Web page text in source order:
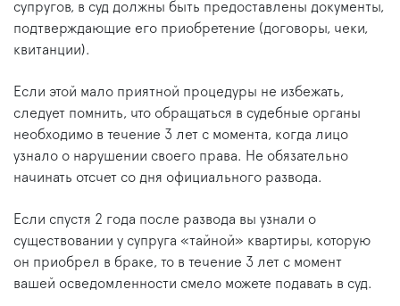
супругов, в суд должны быть предоставлены документы,
подтверждающие его приобретение (договоры, чеки,
квитанции).
Если этой мало приятной процедуры не избежать,
следует помнить, что обращаться в судебные органы
необходимо в течение 3 лет с момента, когда лицо
узнало о нарушении своего права. Не обязательно
начинать отсчет со дня официального развода.
Если спустя 2 года после развода вы узнали о
существовании у супруга «тайной» квартиры, которую
он приобрел в браке, то в течение 3 лет с момент
вашей осведомленности смело можете подавать в суд.